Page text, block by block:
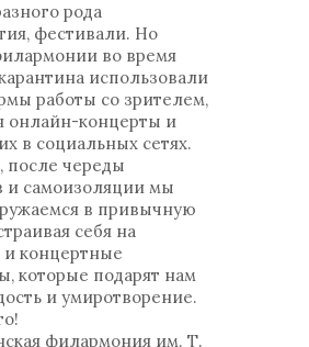
рода
фестивали. Но
во время
использовали
работы со зрителем,
онлайн-концерты и
в социальных сетях.
после череды
и самоизоляции мы
в привычную
себя на
концертные
которые подарят нам
и умиротворение.
филармония им. Т.